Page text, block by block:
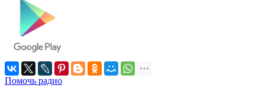
Помочь радио